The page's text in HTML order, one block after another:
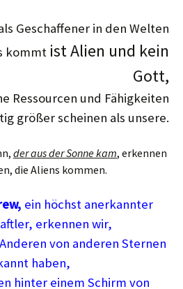
Geschaffener in den Welten
kommt ist Alien und kein
Gott,
Ressourcen und Fähigkeiten
größer scheinen als unsere.
der aus der Sonne kam, erkennen
die Aliens kommen.
ein höchst anerkannter
erkennen wir,
von anderen Sternen
haben,
hinter einem Schirm von